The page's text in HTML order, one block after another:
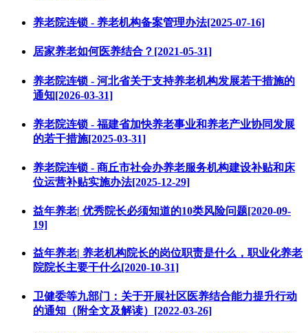
养老院连锁 - 养老机构备案管理办法[2025-07-16]
居家养老如何医养结合？[2021-05-31]
养老院连锁 - 河北省关于支持养老机构发展若干措施的
通知[2026-03-31]
养老院连锁 - 福建省加快养老事业和养老产业协同发展
的若干措施[2025-03-31]
养老院连锁 - 商丘市社会办养老服务机构建设补贴和床
位运营补贴实施办法[2025-12-29]
益年养老| 优秀院长必须知道的10类风险问题[2020-09-
19]
益年养老| 养老机构院长的岗位职责是什么，职业化养老
院院长主要干什么[2020-10-31]
卫健委等九部门：关于开展社区医养结合能力提升行动
的通知（附全文及解读）[2022-03-26]